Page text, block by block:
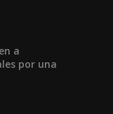
a
por una